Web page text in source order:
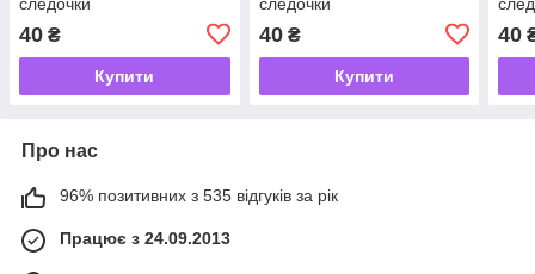
40 ₴
Купити
40₴
Купити
40
Про нас
96% позитивних з 535 відгуків за рік
Працює з 24.09.2013